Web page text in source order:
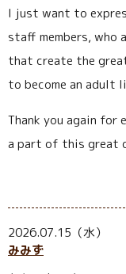
I just want to
staff members, who
that create the
to become an adult
Thank you again for
a part of this great
2026.07.15（水）
みみず